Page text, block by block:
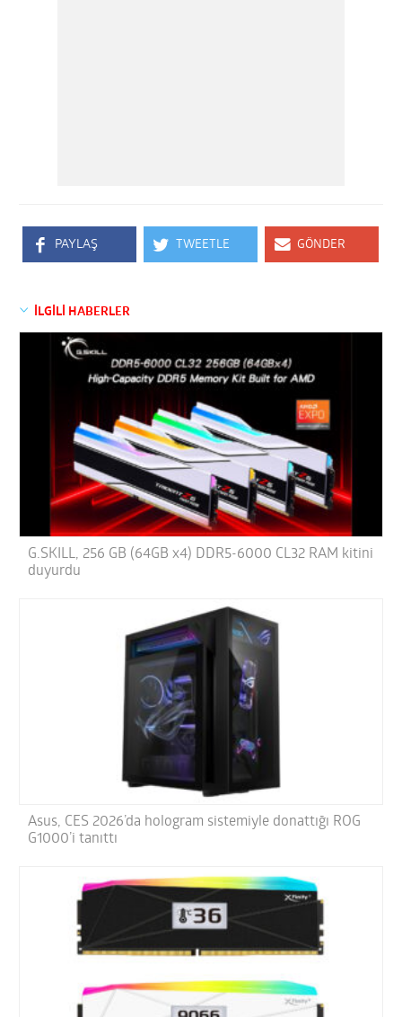
PAYLAŞ TWEETLE GÖNDER
İLGİLİ HABERLER
G.SKILL, 256 GB (64GB x4) DDR5-6000 CL32 RAM kitini
duyurdu
Asus, CES 2026’da hologram sistemiyle donattığı ROG
G1000’i tanıttı